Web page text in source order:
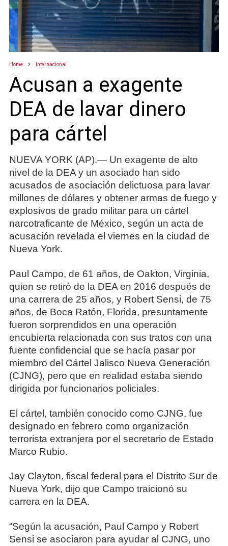
Home Internacional
Acusan a exagente
DEA de lavar dinero
para cártel
NUEVA YORK (AP).— Un exagente de alto
nivel de la DEA y un asociado han sido
acusados de asociación delictuosa para lavar
millones de dólares y obtener armas de fuego y
explosivos de grado militar para un cártel
narcotraficante de México, según un acta de
acusación revelada el viernes en la ciudad de
Nueva York.
Paul Campo, de 61 años, de Oakton, Virginia,
quien se retiró de la DEA en 2016 después de
una carrera de 25 años, y Robert Sensi, de 75
años, de Boca Ratón, Florida, presuntamente
fueron sorprendidos en una operación
encubierta relacionada con sus tratos con una
fuente confidencial que se hacía pasar por
miembro del Cártel Jalisco Nueva Generación
(CJNG), pero que en realidad estaba siendo
dirigida por funcionarios policiales.
El cártel, también conocido como CJNG, fue
designado en febrero como organización
terrorista extranjera por el secretario de Estado
Marco Rubio.
Jay Clayton, fiscal federal para el Distrito Sur de
Nueva York, dijo que Campo traicionó su
carrera en la DEA.
“Según la acusación, Paul Campo y Robert
Sensi se asociaron para ayudar al CJNG, uno